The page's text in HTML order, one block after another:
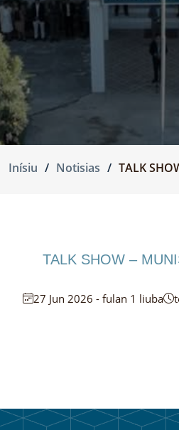
Inísiu Notisias TALK
TALK SHOW –
27 Jun 2026 - fulan 1 liuba